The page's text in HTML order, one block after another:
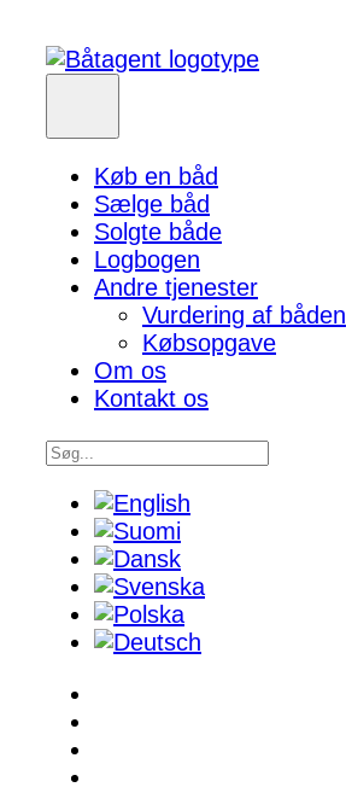
Køb en båd
Sælge båd
Solgte både
Logbogen
Andre tjenester
Vurdering af båden
Købsopgave
Om os
Kontakt os